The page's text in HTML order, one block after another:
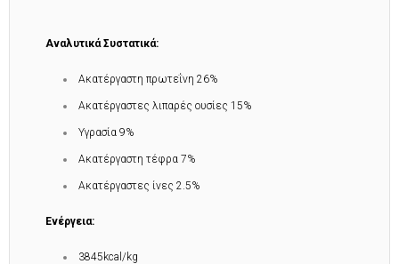
Αναλυτικά Συστατικά:
Ακατέργαστη πρωτεΐνη 26%
Ακατέργαστες λιπαρές ουσίες 15%
Υγρασία 9%
Ακατέργαστη τέφρα 7%
Ακατέργαστες ίνες 2.5%
Ενέργεια:
3845kcal/kg